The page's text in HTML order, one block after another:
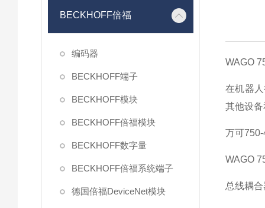
BECKHOFF倍福
编码器
BECKHOFF端子
BECKHOFF模块
BECKHOFF倍福模块
BECKHOFF数字量
BECKHOFF倍福系统端子
德国倍福DeviceNet模块
WAGO
在机器
其他设
万可
WAGO
总线耦